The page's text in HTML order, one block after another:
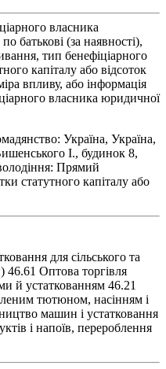
власника
батькові (за наявності),
тип бенефіціарного
капіталу або відсоток
впливу, або інформація
власника юридичної
Україна, Україна,
І., будинок 8,
Прямий
статутного капіталу або
для сільського та
46.61 Оптова торгівля
й устаткованням 46.21
тютюном, насінням і
машин і устатковання
і напоїв, перероблення